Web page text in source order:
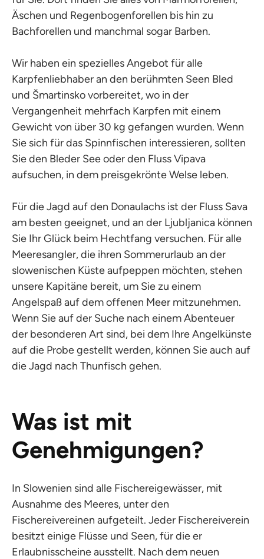
Äschen und Regenbogenforellen bis hin zu
Bachforellen und manchmal sogar Barben.
Wir haben ein spezielles Angebot für alle
Karpfenliebhaber an den berühmten Seen Bled
und Šmartinsko vorbereitet, wo in der
Vergangenheit mehrfach Karpfen mit einem
Gewicht von über 30 kg gefangen wurden. Wenn
Sie sich für das Spinnfischen interessieren, sollten
Sie den Bleder See oder den Fluss Vipava
aufsuchen, in dem preisgekrönte Welse leben.
Für die Jagd auf den Donaulachs ist der Fluss Sava
am besten geeignet, und an der Ljubljanica können
Sie Ihr Glück beim Hechtfang versuchen. Für alle
Meeresangler, die ihren Sommerurlaub an der
slowenischen Küste aufpeppen möchten, stehen
unsere Kapitäne bereit, um Sie zu einem
Angelspaß auf dem offenen Meer mitzunehmen.
Wenn Sie auf der Suche nach einem Abenteuer
der besonderen Art sind, bei dem Ihre Angelkünste
auf die Probe gestellt werden, können Sie auch auf
die Jagd nach Thunfisch gehen.
Was ist mit
Genehmigungen?
In Slowenien sind alle Fischereigewässer, mit
Ausnahme des Meeres, unter den
Fischereivereinen aufgeteilt. Jeder Fischereiverein
besitzt einige Flüsse und Seen, für die er
Erlaubnisscheine ausstellt. Nach dem neuen